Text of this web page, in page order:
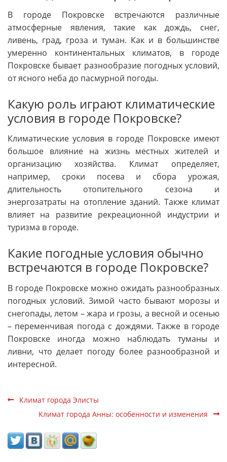
В городе Покровске встречаются различные
атмосферные явления, такие как дождь, снег,
ливень, град, гроза и туман. Как и в большинстве
умеренно континентальных климатов, в городе
Покровске бывает разнообразие погодных условий,
от ясного неба до пасмурной погоды.
Какую роль играют климатические
условия в городе Покровске?
Климатические условия в городе Покровске имеют
большое влияние на жизнь местных жителей и
организацию хозяйства. Климат определяет,
например, сроки посева и сбора урожая,
длительность отопительного сезона и
энергозатраты на отопление зданий. Также климат
влияет на развитие рекреационной индустрии и
туризма в городе.
Какие погодные условия обычно
встречаются в городе Покровске?
В городе Покровске можно ожидать разнообразных
погодных условий. Зимой часто бывают морозы и
снегопады, летом – жара и грозы, а весной и осенью
– переменчивая погода с дождями. Также в городе
Покровске иногда можно наблюдать туманы и
ливни, что делает погоду более разнообразной и
интересной.
Климат города Элисты
Климат города Анны: особенности и изменения